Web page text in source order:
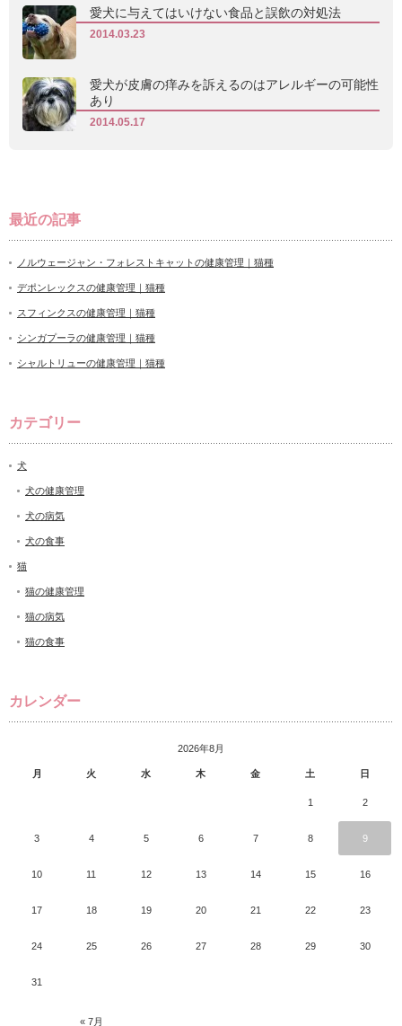
愛犬に与えてはいけない食品と誤飲の対処法
2014.03.23
愛犬が皮膚の痒みを訴えるのはアレルギーの可能性
あり
2014.05.17
最近の記事
ノルウェージャン・フォレストキャットの健康管理｜猫種
デポンレックスの健康管理｜猫種
スフィンクスの健康管理｜猫種
シンガプーラの健康管理｜猫種
シャルトリューの健康管理｜猫種
カテゴリー
犬
犬の健康管理
犬の病気
犬の食事
猫
猫の健康管理
猫の病気
猫の食事
カレンダー
2026年8月
月 火 水 木 金 土 日
« 7月
1 2
3 4 5 6 7 8 9
10 11 12 13 14 15 16
17 18 19 20 21 22 23
24 25 26 27 28 29 30
31